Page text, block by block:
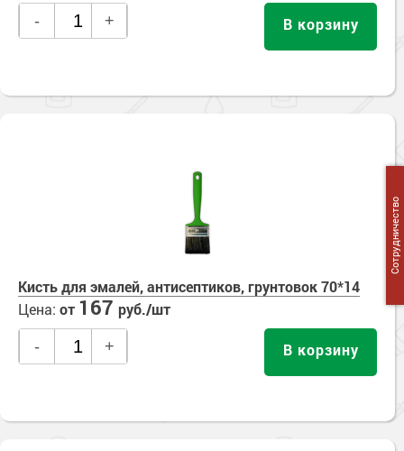
- + В корзину
Кисть для эмалей, антисептиков, грунтовок 70*14
Цена: от 167 руб./шт
- + В корзину
Сотрудничество